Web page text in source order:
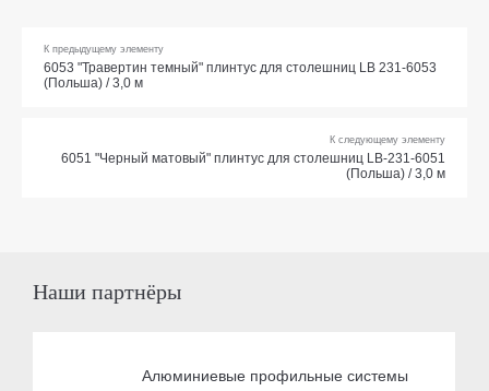
К предыдущему элементу
6053 "Травертин темный" плинтус для столешниц LB 231-6053
(Польша) / 3,0 м
К следующему элементу
6051 "Черный матовый" плинтус для столешниц LB-231-6051
(Польша) / 3,0 м
Наши партнёры
Алюминиевые профильные системы